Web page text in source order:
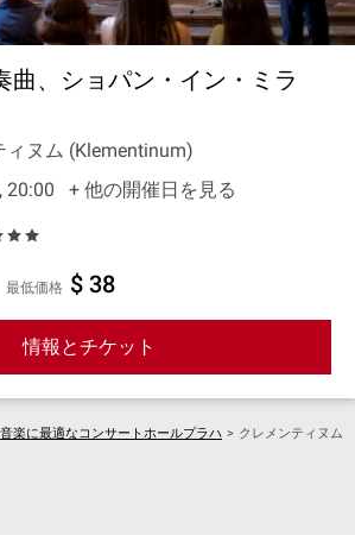
曲、ショパン・イン・ミラ
ィヌム (Klementinum)
20:00
+ 他の開催日を見る
最低価格 $ 38
情報とチケット
楽に最適なコンサートホールプラハ > クレメンティヌム